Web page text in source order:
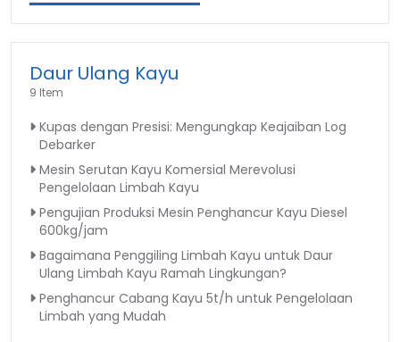
Daur Ulang Kayu
9 Item
Kupas dengan Presisi: Mengungkap Keajaiban Log
Debarker
Mesin Serutan Kayu Komersial Merevolusi
Pengelolaan Limbah Kayu
Pengujian Produksi Mesin Penghancur Kayu Diesel
600kg/jam
Bagaimana Penggiling Limbah Kayu untuk Daur
Ulang Limbah Kayu Ramah Lingkungan?
Penghancur Cabang Kayu 5t/h untuk Pengelolaan
Limbah yang Mudah